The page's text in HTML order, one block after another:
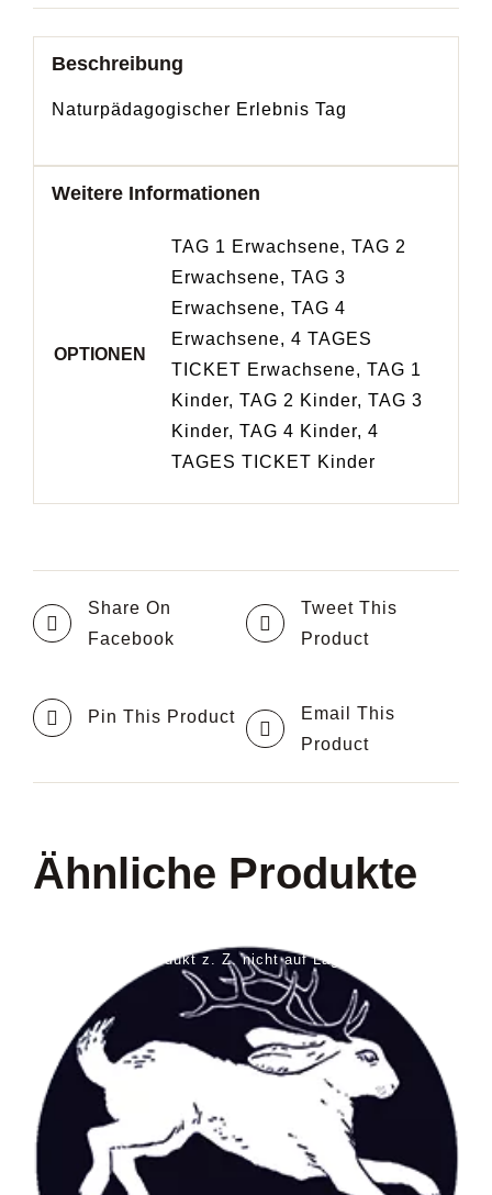
Menge
Beschreibung
Naturpädagogischer Erlebnis Tag
Weitere Informationen
OPTIONEN
TAG 1 Erwachsene, TAG 2
Erwachsene, TAG 3
Erwachsene, TAG 4
Erwachsene, 4 TAGES
TICKET Erwachsene, TAG 1
Kinder, TAG 2 Kinder, TAG 3
Kinder, TAG 4 Kinder, 4
TAGES TICKET Kinder
Share On
Facebook
Tweet This
Product
Pin This Product
Email This
Product
Ähnliche Produkte
Produkt z. Z. nicht auf Lager